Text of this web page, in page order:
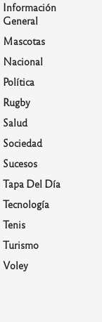
Información
General
Mascotas
Nacional
Política
Rugby
Salud
Sociedad
Sucesos
Tapa Del Día
Tecnología
Tenis
Turismo
Voley